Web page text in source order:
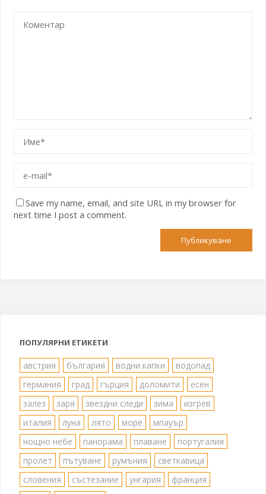
Save my name, email, and site URL in my browser for
next time I post a comment.
ПОПУЛЯРНИ ЕТИКЕТИ
австрия българия водни капки
водопад
германия
град гърция доломити
есен
залез
заря звездни следи зима
изгрев
италия
луна лято море
мпауър
нощно небе
панорама плаване
португалия
пролет
пътуване румъния
светкавица
словения
състезание унгария
франция